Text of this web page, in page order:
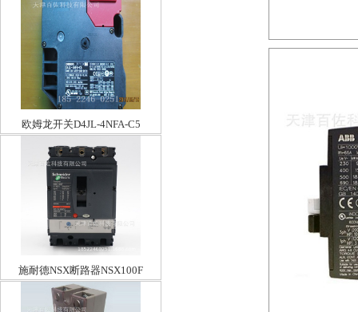
欧姆龙开关D4JL-4NFA-C5
施耐德NSX断路器NSX100F
TM100D 3P3D